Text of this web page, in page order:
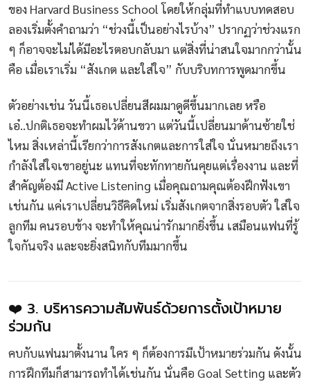
ของ Harvard Business School โดยให้กลุ่มที่ทำแบบทดสอบ
ลองเริ่มตั้งคำถามว่า “ช่วงนี้เป็นอย่างไรบ้าง” ปรากฏว่าช่วงแรก
ๆ ก็อาจจะไม่ได้มีอะไรตอบกลับมา แต่สิ่งที่น่าสนใจมากกว่านั้น
คือ เมื่อเราเริ่ม “สังเกต และใส่ใจ” กับบริบทการพูดมากขึ้น
ตัวอย่างเช่น วันนี้เธอเปลี่ยนสีผมมาดูดีขึ้นมากเลย หรือ
เอ๋..ปกติเธอจะทำผมไว้ด้านขวา แต่วันนี้เปลี่ยนมาด้านซ้ายใช่
ไหม สิ่งเหล่านี้เรียกว่าการสังเกตและการใส่ใจ นั่นหมายถึงเรา
กำลังใส่ใจเขาอยู่นะ แทนที่จะทักทายกันคุยแต่เรื่องงาน และที่
สำคัญต้องมี Active Listening เมื่อคุณถามคุณต้องฝึกฟังเขา
เช่นกัน แค่เราเปลี่ยนวิธีคิดใหม่ เริ่มสังเกตจากสิ่งรอบตัว ใส่ใจ
ลูกทีม คนรอบข้าง จะทำให้คุณน่ารักมากยิ่งขึ้น เสมือนแฟนที่รู้
ใจกันจริง และจะยิ่งสนิทกับทีมมากขึ้น
❤️ 3. บริหารความสัมพันธ์ด้วยการตั้งเป้าหมาย
ร่วมกัน
คบกับแฟนมาตั้งนาน ใคร ๆ ก็ต้องการมีเป้าหมายร่วมกัน ดังนั้น
การฝึกทีมก็สามารถทำได้เช่นกัน นั่นคือ Goal Setting และตัว